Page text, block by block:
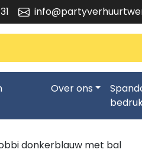
Over ons
donkerblauw met bal